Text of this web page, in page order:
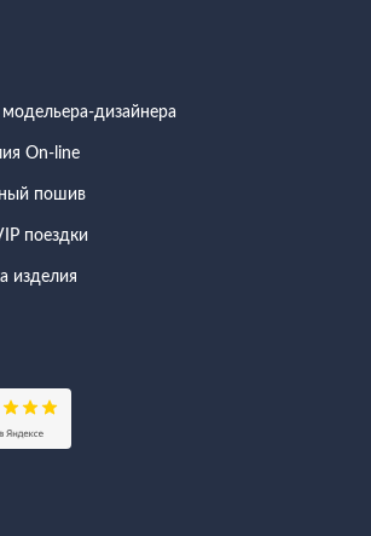
модельера-дизайнера
On-line
пошив
поездки
изделия